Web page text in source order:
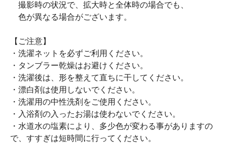
撮影時の状況で、拡大時と全体時の場合でも、
色が異なる場合がございます。
【ご注意】
・洗濯ネットを必ずご利用ください。
・タンブラー乾燥はお避けください。
・洗濯後は、形を整えて直ちに干してください。
・漂白剤は使用しないでください。
・洗濯用の中性洗剤をご使用ください。
・入浴剤の入ったお湯は使わないでください。
・水道水の塩素により、多少色が変わる事がありますの
で、すすぎは短時間に行ってください。